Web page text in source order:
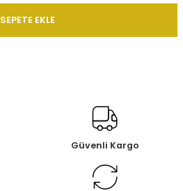
SEPETE EKLE
Güvenli Kargo